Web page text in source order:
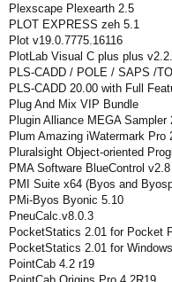
Plexscape Plexearth 2.5
PLOT EXPRESS zeh 5.1
Plot v19.0.7775.16116
PlotLab Visual C plus plus
PLS-CADD / POLE / SAPS /
PLS-CADD 20.00 with Full
Plug And Mix VIP Bundle
Plugin Alliance MEGA Sampler
Plum Amazing iWatermark Pro
Pluralsight Object-oriented
PMA Software BlueControl
PMI Suite x64 (Byos and
PMi-Byos Byonic 5.10
PneuCalc.v8.0.3
PocketStatics 2.01 for Pocket
PocketStatics 2.01 for
PointCab 4.2 r19